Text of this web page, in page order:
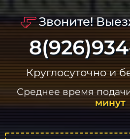
Звоните!
Круглосуточно и
Среднее время
минут